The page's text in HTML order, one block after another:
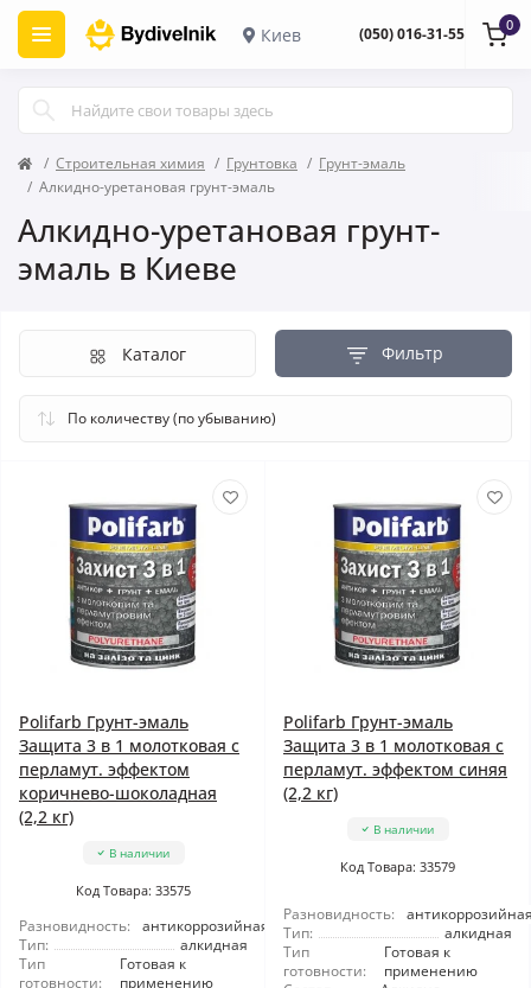
Киев (050) 016-31-55 0
Строительная химия Грунтовка
Грунт-эмаль
Алкидно-уретановая грунт-эмаль
Алкидно-уретановая грунт-
эмаль в Киеве
Фильтр
Каталог
Polifarb Грунт-эмаль
Защита 3 в 1 молотковая с
перламут. эффектом
коричнево-шоколадная
(2,2 кг)
В наличии
Код Товара: 33575
Разновидность:
антикоррозийная
Тип:
алкидная
Тип
готовности:
Готовая к
применению
Polifarb Грунт-эмаль
Защита 3 в 1 молотковая с
перламут. эффектом синяя
(2,2 кг)
В наличии
Код Товара: 33579
Разновидность:
Тип:
алкидная
Тип
готовности:
Готовая к
применению